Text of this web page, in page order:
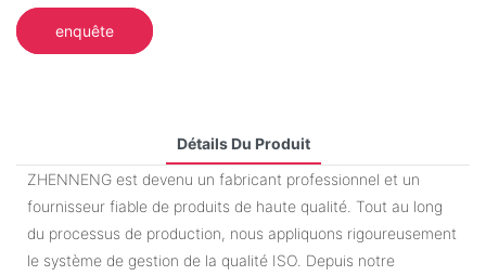
enquête
Détails Du Produit
ZHENNENG est devenu un fabricant professionnel et un
fournisseur fiable de produits de haute qualité. Tout au long
du processus de production, nous appliquons rigoureusement
le système de gestion de la qualité ISO. Depuis notre